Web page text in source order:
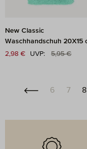
New Classic
Waschhandschuh 20X15
Verkaufspreis:
2,98 € UVP: Regulärer
5,95 €
Seite
6 Seite
7 8